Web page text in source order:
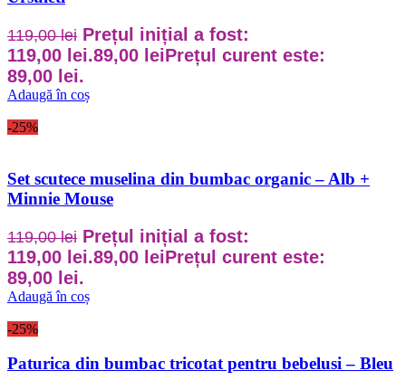
119,00lei Prețul inițial a fost:
119,00 lei.89,00 leiPrețul curent este:
89,00 lei.
Adaugă în coș
-25%
Set scutece muselina din bumbac organic – Alb +
Minnie Mouse
119,00lei Prețul inițial a fost:
119,00 lei.89,00 leiPrețul curent este:
89,00 lei.
Adaugă în coș
-25%
Paturica din bumbac tricotat pentru bebelusi – Bleu